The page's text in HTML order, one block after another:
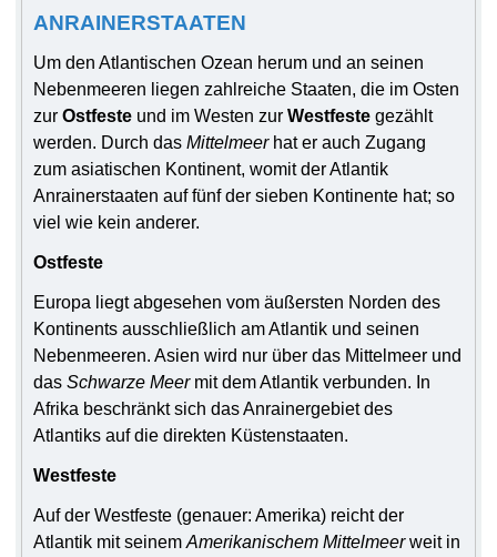
ANRAINERSTAATEN
Um den Atlantischen Ozean herum und an seinen
Nebenmeeren liegen zahlreiche Staaten, die im Osten
zurOstfeste und im Westen zurWestfeste gezählt
werden. Durch dasMittelmeerhat er auch Zugang
zum asiatischen Kontinent, womit der Atlantik
Anrainerstaaten auf fünf der sieben Kontinente hat; so
viel wie kein anderer.
Ostfeste
Europa liegt abgesehen vom äußersten Norden des
Kontinents ausschließlich am Atlantik und seinen
Nebenmeeren. Asien wird nur über das Mittelmeer und
dasSchwarze Meermit dem Atlantik verbunden. In
Afrika beschränkt sich das Anrainergebiet des
Atlantiks auf die direkten Küstenstaaten.
Westfeste
Auf der Westfeste (genauer: Amerika) reicht der
Atlantik mit seinemAmerikanischem Mittelmeerweit in